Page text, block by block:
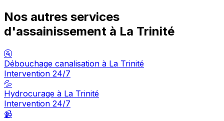
Nos autres services
d'assainissement à La Trinité
🚰
Débouchage canalisation à La Trinité
Intervention 24/7
💦
Hydrocurage à La Trinité
Intervention 24/7
📹